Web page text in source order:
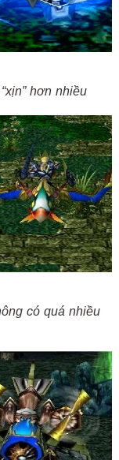
hơn nhiều
có quá nhiều